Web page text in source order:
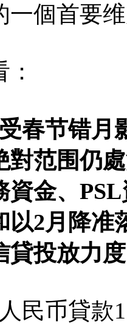
一個首要
春节错月
對范围仍
資金、
以2月降准
貸投放力度
民币貸款